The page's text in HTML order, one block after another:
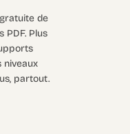
de
PDF. Plus
niveaux
partout.